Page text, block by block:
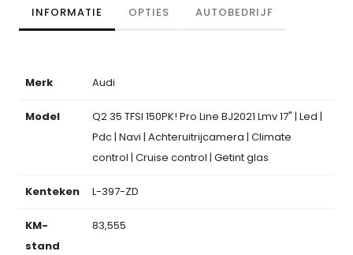
INFORMATIE OPTIES AUTOBEDRIJF
Merk Audi
Model
Q2 35 TFSI 150PK! Pro Line BJ2021 Lmv 17" | Led |
Pdc | Navi | Achteruitrijcamera | Climate
control | Cruise control | Getint glas
Kenteken L-397-ZD
KM-
stand
83,555